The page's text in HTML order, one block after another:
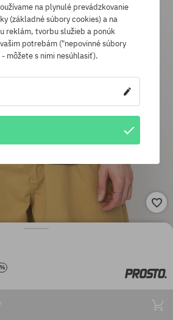
na plynulé prevádzkovanie
(základné súbory cookies) a na
reklám, tvorbu služieb a ponúk
potrebám ("nepovinné súbory
môžete s nimi nesúhlasiť).